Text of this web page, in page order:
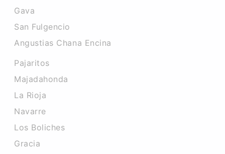
Gava
San Fulgencio
Angustias Chana Encina
Pajaritos
Majadahonda
La Rioja
Navarre
Los Boliches
Gracia